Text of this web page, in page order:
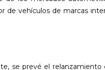
de vehículos de marcas
se prevé el relanzamiento